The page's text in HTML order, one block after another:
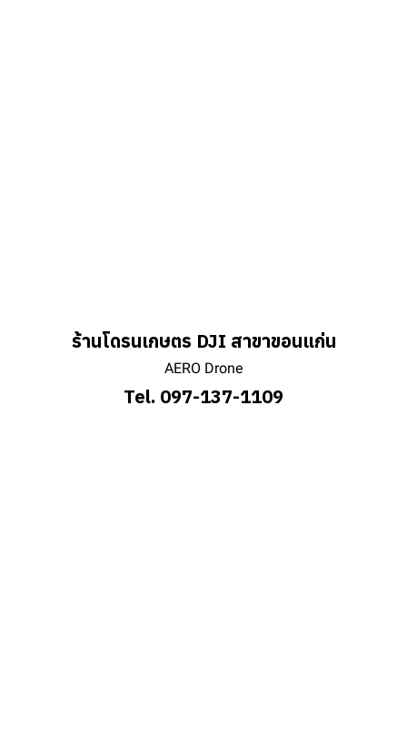
ร้านโดรนเกษตร DJI สาขาขอนแก่น
AERO Drone
Tel. 097-137-1109